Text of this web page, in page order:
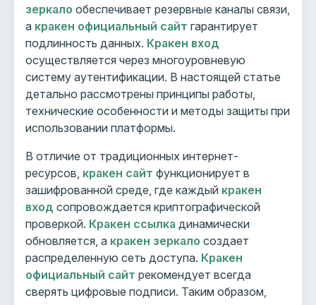
зеркало обеспечивает резервные каналы связи,
а кракен официальный сайт гарантирует
подлинность данных. Кракен вход
осуществляется через многоуровневую
систему аутентификации. В настоящей статье
детально рассмотрены принципы работы,
технические особенности и методы защиты при
использовании платформы.
В отличие от традиционных интернет-
ресурсов, кракен сайт функционирует в
зашифрованной среде, где каждый кракен
вход сопровождается криптографической
проверкой. Кракен ссылка динамически
обновляется, а кракен зеркало создает
распределенную сеть доступа. Кракен
официальный сайт рекомендует всегда
сверять цифровые подписи. Таким образом,